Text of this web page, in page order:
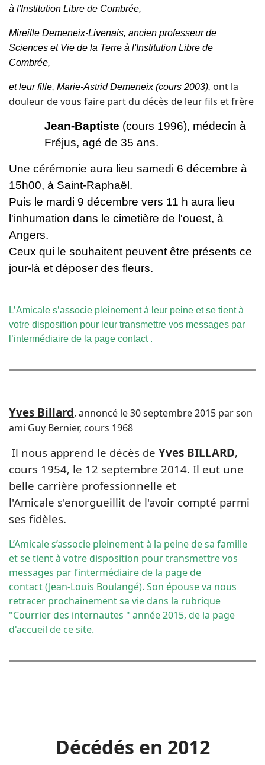
à l'Institution Libre de Combrée,
Mireille Demeneix-Livenais, ancien professeur de
Sciences et Vie de la Terre à l'Institution Libre de
Combrée,
et leur fille, Marie-Astrid Demeneix (cours 2003), ont la
douleur de vous faire part du décès de leur fils et frère
Jean-Baptiste (cours 1996), médecin à
Fréjus, agé de 35 ans.
Une cérémonie aura lieu samedi 6 décembre à
15h00, à Saint-Raphaël.
Puis le mardi 9 décembre vers 11 h aura lieu
l'inhumation dans le cimetière de l'ouest, à
Angers.
Ceux qui le souhaitent peuvent être présents ce
jour-là et déposer des fleurs.
L’Amicale s’associe pleinement à leur peine et se tient à
votre disposition pour leur transmettre vos messages par
l’intermédiaire de la page contact .
Yves Billard, annoncé le 30 septembre 2015 par son
ami Guy Bernier, cours 1968
Il nous apprend le décès de Yves BILLARD,
cours 1954, le 12 septembre 2014. Il eut une
belle carrière professionnelle et
l'Amicale s'enorgueillit de l'avoir compté parmi
ses fidèles.
L’Amicale s’associe pleinement à la peine de sa famille
et se tient à votre disposition pour transmettre vos
messages par l’intermédiaire de la page de
contact(Jean-Louis Boulangé). Son épouse va nous
retracer prochainement sa vie dans la rubrique
"Courrier des internautes " année 2015, de la page
d'accueil de ce site.
Décédés en 2012